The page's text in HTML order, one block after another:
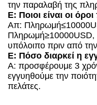
την παραλαβή της
Ε: Ποιοι είναι οι
Απ:
Πληρωμή≥10000USD,
υπόλοιπο πριν από
Ε: Πόσο διαρκεί η
Α: προσφέρουμε 3
εγγυηθούμε την
πελάτες.